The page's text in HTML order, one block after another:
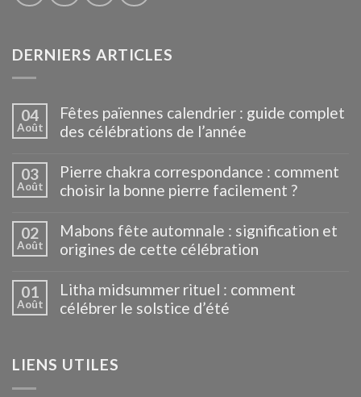
DERNIERS ARTICLES
04
Août
Fêtes païennes calendrier : guide complet
des célébrations de l’année
03
Août
Pierre chakra correspondance : comment
choisir la bonne pierre facilement ?
02
Août
Mabons fête automnale : signification et
origines de cette célébration
01
Août
Litha midsummer rituel : comment
célébrer le solstice d’été
LIENS UTILES